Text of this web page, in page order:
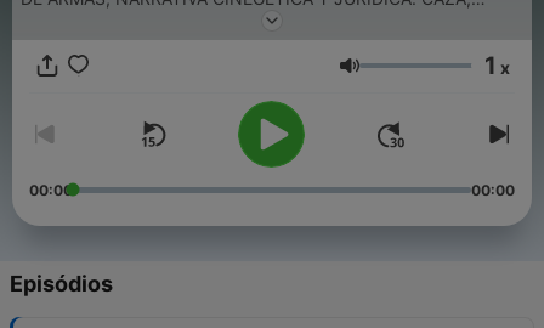
Volume 1 x
00:00 00:00
Episódios